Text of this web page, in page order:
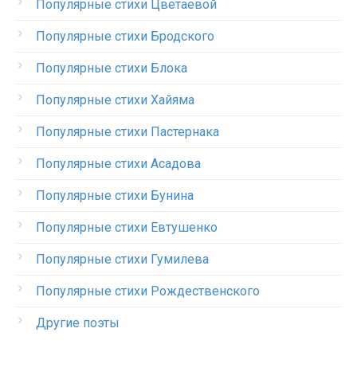
Популярные стихи Цветаевой
Популярные стихи Бродского
Популярные стихи Блока
Популярные стихи Хайяма
Популярные стихи Пастернака
Популярные стихи Асадова
Популярные стихи Бунина
Популярные стихи Евтушенко
Популярные стихи Гумилева
Популярные стихи Рождественского
Другие поэты